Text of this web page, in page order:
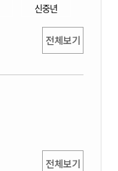
신중년
전체보기
전체보기